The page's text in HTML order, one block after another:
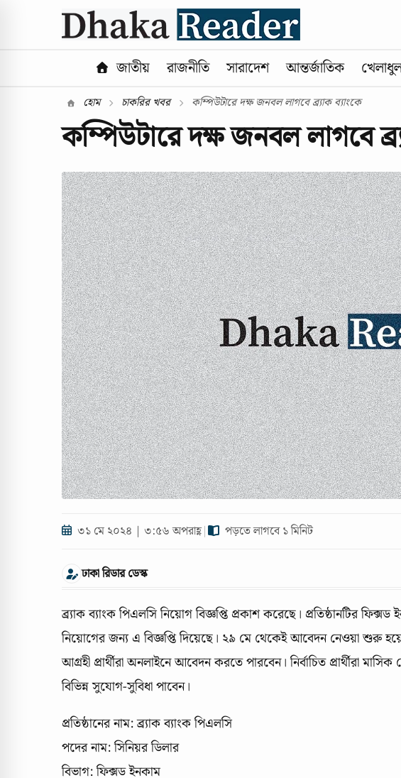
জাতীয় রাজনীতি সারাদেশ আন্তর্জাতিক
হোম চাকরির খবর কম্পিউটারে দক্ষ জনবল লাগবে ব্র্যাক ব্যাংকে
কম্পিউটারে দক্ষ জনবল লাগবে
৩১ মে ২০২৪ | ৩:৫৬ অপরাহ্ণ| পড়তে লাগবে ১ মিনিট
ঢাকা রিডার ডেস্ক
ব্র্যাক ব্যাংক পিএলসি নিয়োগ বিজ্ঞপ্তি প্রকাশ করেছে। প্রতিষ্ঠানটির
নিয়োগের জন্য এ বিজ্ঞপ্তি দিয়েছে। ২৯ মে থেকেই আবেদন নেওয়া শুরু
আগ্রহী প্রার্থীরা অনলাইনে আবেদন করতে পারবেন। নির্বাচিত প্রার্থীরা
বিভিন্ন সুযোগ-সুবিধা পাবেন।
প্রতিষ্ঠানের নাম: ব্র্যাক ব্যাংক পিএলসি
পদের নাম: সিনিয়র ডিলার
বিভাগ: ফিক্সড ইনকাম